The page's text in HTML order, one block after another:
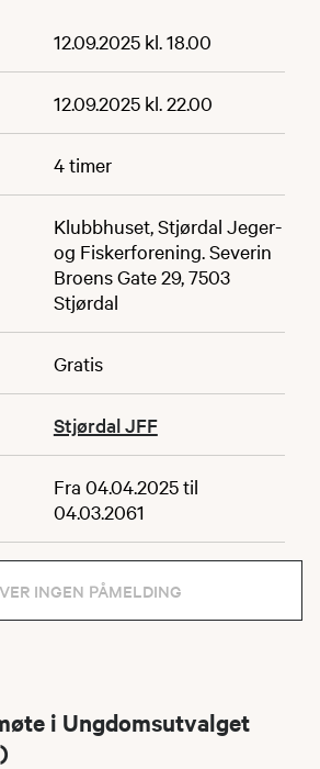
12.09.2025 kl. 18.00
12.09.2025 kl. 22.00
4 timer
Klubbhuset, Stjørdal Jeger-
og Fiskerforening. Severin
Broens Gate 29, 7503
Stjørdal
Gratis
Stjørdal JFF
Fra 04.04.2025 til
04.03.2061
INGEN PÅMELDING
i Ungdomsutvalget